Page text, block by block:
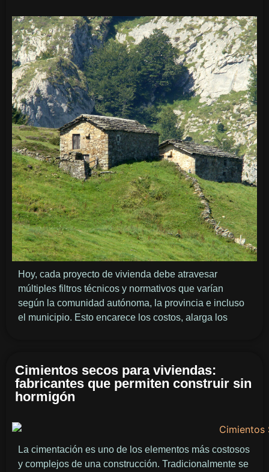
Hoy, cada proyecto de vivienda debe atravesar
múltiples filtros técnicos y normativos que varían
según la comunidad autónoma, la provincia e incluso
el municipio. Esto encarece los costos, alarga los
Cimientos secos para viviendas:
fabricantes que permiten construir sin
hormigón
La cimentación es uno de los elementos más costosos
y complejos de una construcción. Tradicionalmente se